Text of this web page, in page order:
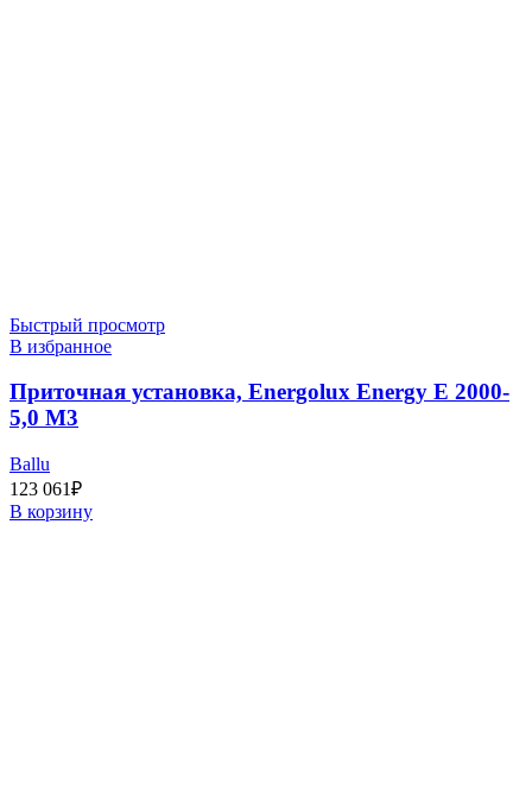
Быстрый просмотр
В избранное
Приточная установка, Energolux Energy E 2000-
5,0 M3
Ballu
123 061₽
В корзину